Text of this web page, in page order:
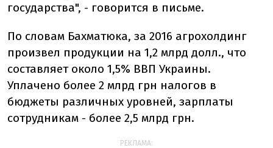
государства", - говорится в письме.
По словам Бахматюка, за 2016 агрохолдинг
произвел продукции на 1,2 млрд долл., что
составляет около 1,5% ВВП Украины.
Уплачено более 2 млрд грн налогов в
бюджеты различных уровней, зарплаты
сотрудникам - более 2,5 млрд грн.
РЕКЛАМА: